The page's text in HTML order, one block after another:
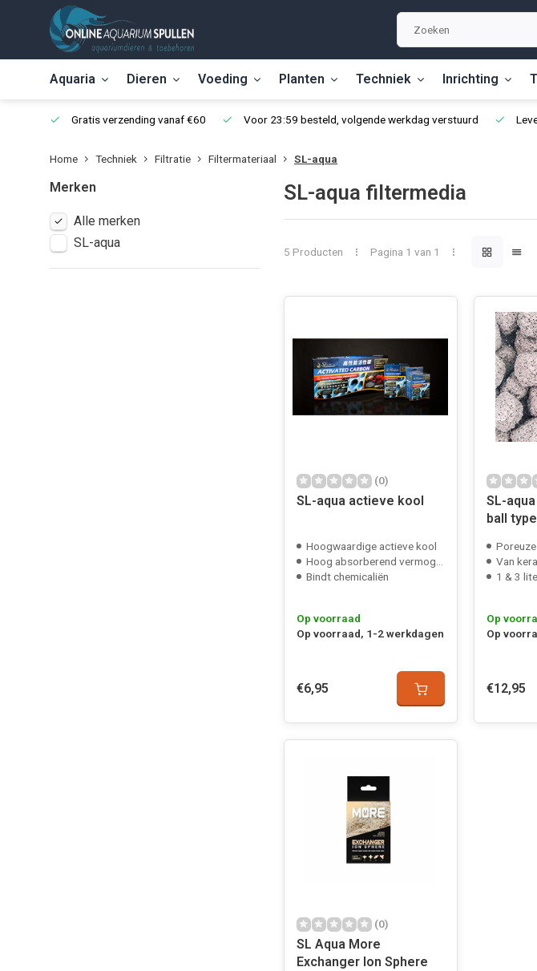
Aquaria Dieren Voeding Planten Techniek Inrichting
Gratis verzending vanaf €60 Voor 23:59 besteld, volgende werkdag verstuurd
Home Techniek Filtratie Filtermateriaal SL-aqua
Merken
Alle merken
SL-aqua
SL-aqua filtermedia
5 Producten Pagina 1 van 1
(0)
SL-aqua actieve kool
Hoogwaardige actieve kool
Hoog absorberend vermogen
Bindt chemicaliën
Op voorraad
Op voorraad, 1-2 werkdagen
€6,95
SL-
ball type
Van
1 & 3
Op
Op
€12,95
(0)
SL Aqua More
Exchanger Ion Sphere